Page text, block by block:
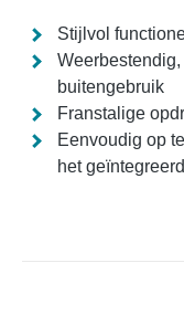
Stijlvol
buitengebruik
Franstalige
Eenvoudig op
het